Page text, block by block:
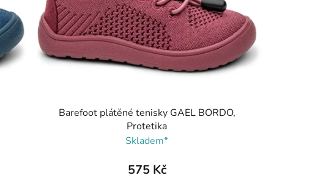
Barefoot plátěné tenisky GAEL BORDO,
Protetika
Skladem*
575 Kč